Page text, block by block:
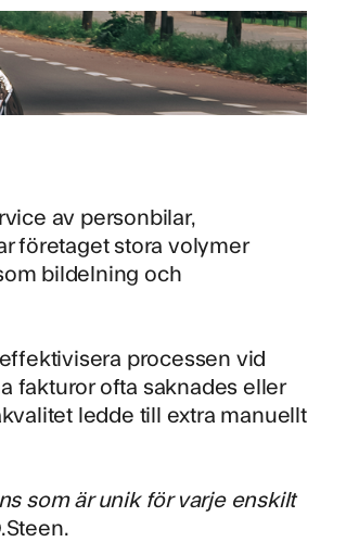
av personbilar,
företaget stora volymer
bildelning och
effektivisera processen vid
fakturor ofta saknades eller
ledde till extra manuellt
som är unik för varje enskilt